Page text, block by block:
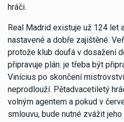
hráči.
Real Madrid existuje už 124 let
nastavené a dobře zajištěné.
protože klub doufá v dosažení
připravuje plán: je třeba být
Vinícius po skončení
neprodlouží. Pětadvacetiletý
volným agentem a pokud v
smlouvu, bude nutné zvážit